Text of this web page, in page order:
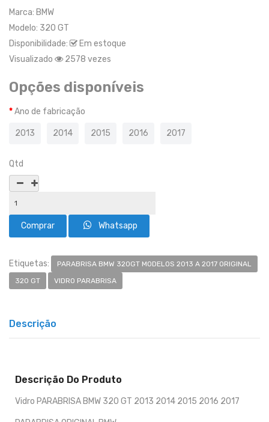
Marca: BMW
Modelo: 320 GT
Disponibilidade:
Em estoque
Visualizado
2578 vezes
Opções disponíveis
Ano de fabricação
2013 2014 2015 2016 2017
Qtd
Whatsapp
Etiquetas:
PARABRISA BMW 320GT MODELOS 2013 A 2017 ORIGINAL
320 GT
VIDRO PARABRISA
Descrição
Descrição Do Produto
Vidro PARABRISA BMW 320 GT 2013 2014 2015 2016 2017